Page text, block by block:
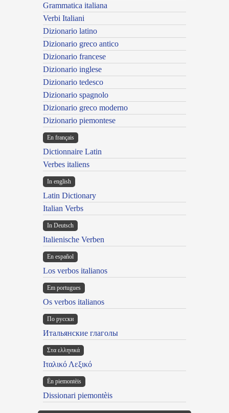
Grammatica italiana
Verbi Italiani
Dizionario latino
Dizionario greco antico
Dizionario francese
Dizionario inglese
Dizionario tedesco
Dizionario spagnolo
Dizionario greco moderno
Dizionario piemontese
En français
Dictionnaire Latin
Verbes italiens
In english
Latin Dictionary
Italian Verbs
In Deutsch
Italienische Verben
En español
Los verbos italianos
Em portugues
Os verbos italianos
По русски
Итальянские глаголы
Στα ελληνικά
Ιταλικό Λεξικό
Ën piemontèis
Dissionari piemontèis